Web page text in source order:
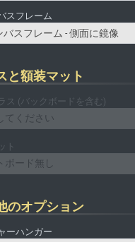
スフレーム
バスフレーム - 側面に鏡像
と額装マット
ス (バックボードを含む)
てください
ト
ボード無し
のオプション
ーハンガー